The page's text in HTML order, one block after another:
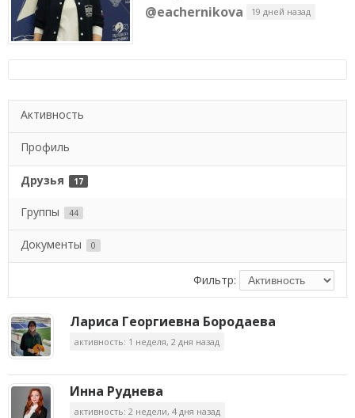
@eachernikova 19 дней назад
Активность
Профиль
Друзья 17
Группы 44
Документы 0
Фильтр:
Лариса Георгиевна Бородаева
активность: 1 неделя, 2 дня назад
Инна Руднева
активность: 2 недели, 4 дня назад